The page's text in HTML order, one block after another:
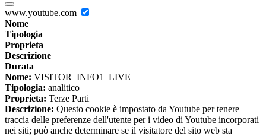
www.youtube.com
Nome
Tipologia
Proprieta
Descrizione
Durata
Nome: VISITOR_INFO1_LIVE
Tipologia: analitico
Proprieta: Terze Parti
Descrizione: Questo cookie è impostato da Youtube per tenere
traccia delle preferenze dell'utente per i video di Youtube incorporati
nei siti; può anche determinare se il visitatore del sito web sta